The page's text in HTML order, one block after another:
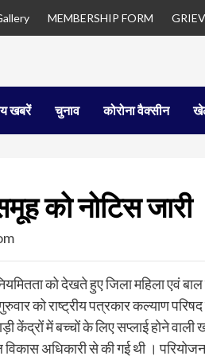
MEMBERSHIP FORM
खबरें चुनाव कोरोना वैक्सीन
को नोटिस जारी
को देखते हुए जिला महिला एवं
को राष्ट्रीय पत्रकार कल्याण
में बच्चों के लिए सप्लाई होने वाली
विकास अधिकारी से की गई थी ।